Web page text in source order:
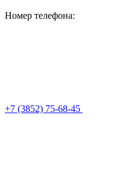
Номер телефона:
+7 (3852) 75-68-45